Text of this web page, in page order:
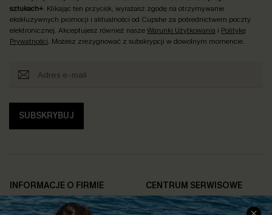
sztukach+. Klikając ten przycisk, wyrażasz zgodę na otrzymywanie
ekskluzywnych promocji i aktualności od Cupshe za pośrednictwem poczty
elektronicznej. Akceptujesz również naszeWarunki Użytkowania i Politykę
Prywatności. Możesz zrezygnować z subskrypcji w dowolnym momencie.
SUBSKRYBUJ
INFORMACJE O FIRMIE
O NAS
CENTRUM SERWISOWE
Informacje o Wysyłce